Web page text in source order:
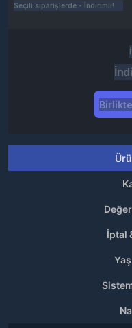
Seçili siparişlerde - İndirimli!
İptal